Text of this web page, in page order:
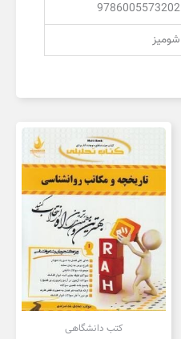
9786005573202
شومیز
کتب دانشگاهی